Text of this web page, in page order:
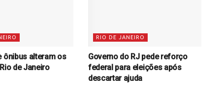
ônibus alteram os
de Janeiro
RIO DE JANEIRO
Governo do RJ pede reforço
federal para eleições após
descartar ajuda